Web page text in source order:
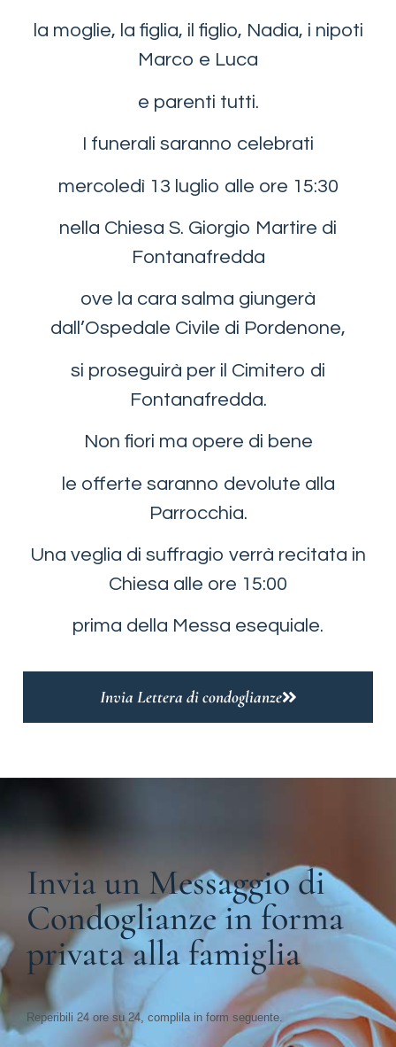
la moglie, la figlia, il figlio, Nadia, i nipoti
Marco e Luca
e parenti tutti.
I funerali saranno celebrati
mercoledì 13 luglio alle ore 15:30
nella Chiesa S. Giorgio Martire di
Fontanafredda
ove la cara salma giungerà
dall’Ospedale Civile di Pordenone,
si proseguirà per il Cimitero di
Fontanafredda.
Non fiori ma opere di bene
le offerte saranno devolute alla
Parrocchia.
Una veglia di suffragio verrà recitata in
Chiesa alle ore 15:00
prima della Messa esequiale.
Invia Lettera di condoglianze
Invia un Messaggio di
Condoglianze in forma
privata alla famiglia
Reperibili 24 ore su 24, complila in form seguente.